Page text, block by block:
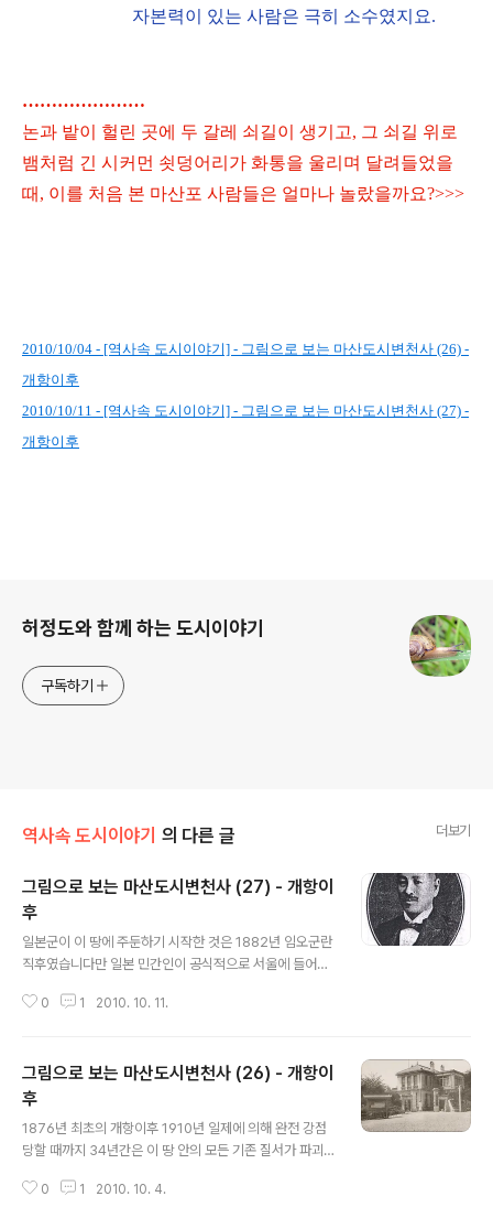
자본력이 있는 사람은 극히 소수였지요.
…………………
논과 밭이 헐린 곳에 두 갈레 쇠길이 생기고, 그 쇠길 위로
뱀처럼 긴 시커먼 쇳덩어리가 화통을 울리며 달려들었을
때, 이를 처음 본 마산포 사람들은 얼마나 놀랐을까요?>>>
2010/10/04 - [역사속 도시이야기] - 그림으로 보는 마산도시변천사 (26) -
개항이후
2010/10/11 - [역사속 도시이야기] - 그림으로 보는 마산도시변천사 (27) -
개항이후
허정도와 함께 하는 도시이야기
구독하기
역사속 도시이야기 의 다른 글 더보기
그림으로 보는 마산도시변천사 (27) - 개항이
후
일본군이 이 땅에 주둔하기 시작한 것은 1882년 임오군란
직후였습니다만 일본 민간인이 공식적으로 서울에 들어온
들어 온 직공(職工) 70여명이 최초입니다. 그 전에는 비공
은 남산 밑에 일본인 거류구역이 설정된 1885년 후였습니
다. 이로부터 10여 년 후인 1894년, 일본 정부는 한반도
지배를 위해서 일본인의 한국 이주가 중요하다고 판단하고
다음과 같이 입장을 정리합니다. 일본인으로 하여금 되도
록 속히 한국 땅에 이식시키는 일, 이것은 참으로 영원한 계
책이다. 한국 땅 이식 사업은 한반도를 개척하는 데 무엇보
0 1 2010. 10. 11.
그림으로 보는 마산도시변천사 (26) - 개항이
후
1876년 최초의 개항이후 1910년 일제에 의해 완전 강점
당할 때까지 34년간은 이 땅 안의 모든 기존 질서가 파괴
정에서 신도시(新都市)가 생겨나기도 하고 반대로 많은
0 1 2010. 10. 4.